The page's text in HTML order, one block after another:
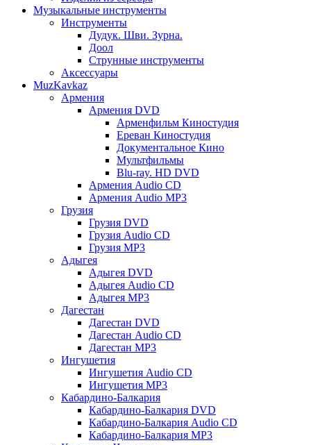
Музыкальные инструменты
Инструменты
Дудук. Шви. Зурна.
Доол
Струнные инструменты
Аксессуары
MuzKavkaz
Армения
Армения DVD
Арменфильм Киностудия
Ереван Киностудия
Документальное Кино
Мультфильмы
Blu-ray. HD DVD
Армения Audio CD
Армения Audio MP3
Грузия
Грузия DVD
Грузия Audio CD
Грузия MP3
Адыгея
Адыгея DVD
Адыгея Audio CD
Адыгея MP3
Дагестан
Дагестан DVD
Дагестан Audio CD
Дагестан MP3
Ингушетия
Ингушетия Audio CD
Ингушетия MP3
Кабардино-Балкария
Кабардино-Балкария DVD
Кабардино-Балкария Audio CD
Кабардино-Балкария MP3